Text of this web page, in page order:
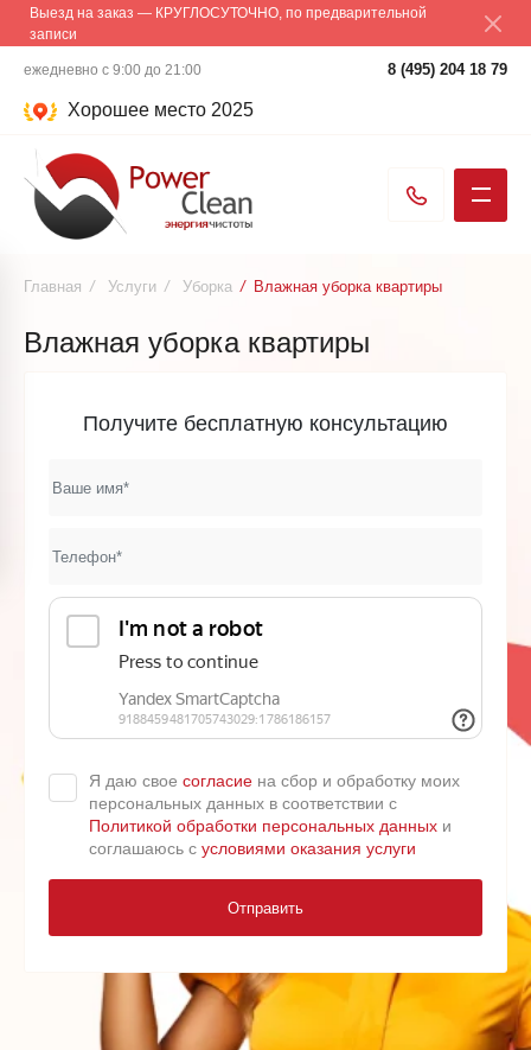
Выезд на заказ — КРУГЛОСУТОЧНО, по предварительной
записи
ежедневно с 9:00 до 21:00 8 (495) 204 18 79
Хорошее место 2025
Главная / Услуги / Уборка / Влажная уборка квартиры
Влажная уборка квартиры
Получите бесплатную консультацию
Отправить
Я даю свое согласие на сбор и обработку моих
персональных данных в соответствии с
Политикой обработки персональных данных и
соглашаюсь с условиями оказания услуги